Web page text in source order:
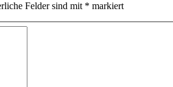
Felder sind mit * markiert